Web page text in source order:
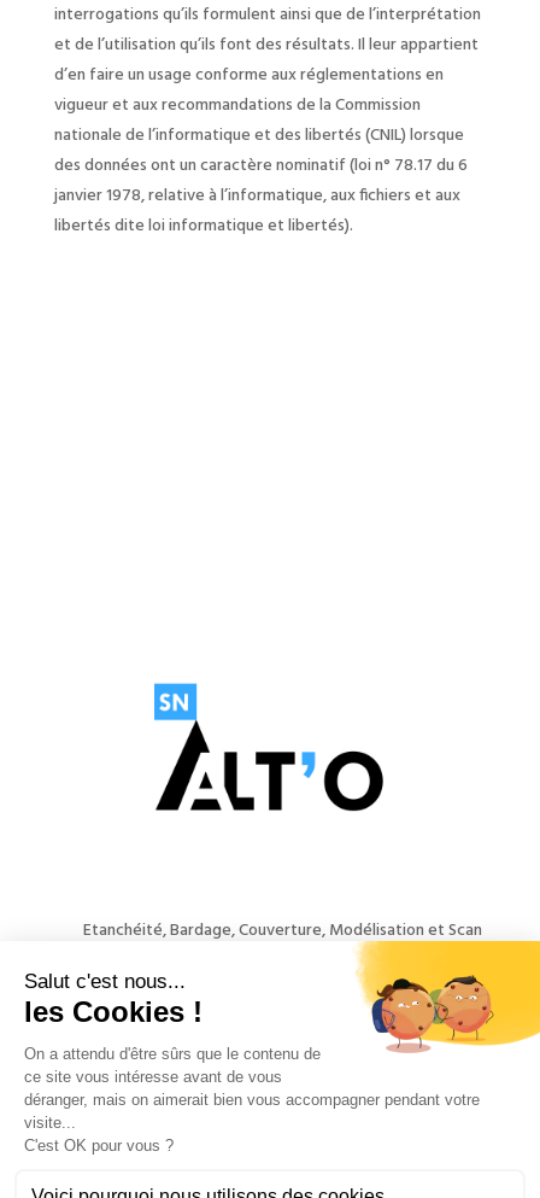
interrogations qu’ils formulent ainsi que de l’interprétation
et de l’utilisation qu’ils font des résultats. Il leur appartient
d’en faire un usage conforme aux réglementations en
vigueur et aux recommandations de la Commission
nationale de l’informatique et des libertés (CNIL) lorsque
des données ont un caractère nominatif (loi n° 78.17 du 6
janvier 1978, relative à l’informatique, aux fichiers et aux
libertés dite loi informatique et libertés).
Etanchéité, Bardage, Couverture, Modélisation et Scan
NOUS CONTACTER

04 76 24 15 56